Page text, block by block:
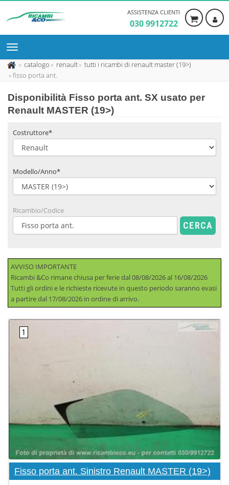
ASSISTENZA CLIENTI
030 9912722
catalogo renault
tutti i ricambi di renault master (19>)
fisso porta ant.
Disponibilità Fisso porta ant. SX usato per
Renault MASTER (19>)
Costruttore*
Modello/Anno*
Ricambio/Codice
CERCA
AVVISO IMPORTANTE
Ricambi &Co rimane chiusa per ferie dal 08/08/2026 al 16/08/2026
Tutti gli ordini e le richieste ricevute in questo periodo saranno evasi
a partire dal 17/08/2026 in ordine di arrivo.
Fisso porta ant. Sinistro Renault MASTER (19>)